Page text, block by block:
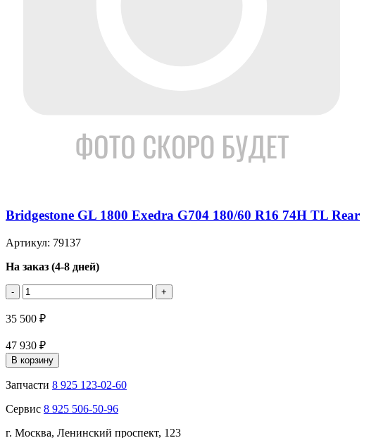
Bridgestone GL 1800 Exedra G704 180/60 R16 74H TL Rear
Артикул: 79137
На заказ (4-8 дней)
- +
35 500 ₽
47 930 ₽
В корзину
Запчасти 8 925 123-02-60
Сервис 8 925 506-50-96
г. Москва, Ленинский проспект, 123